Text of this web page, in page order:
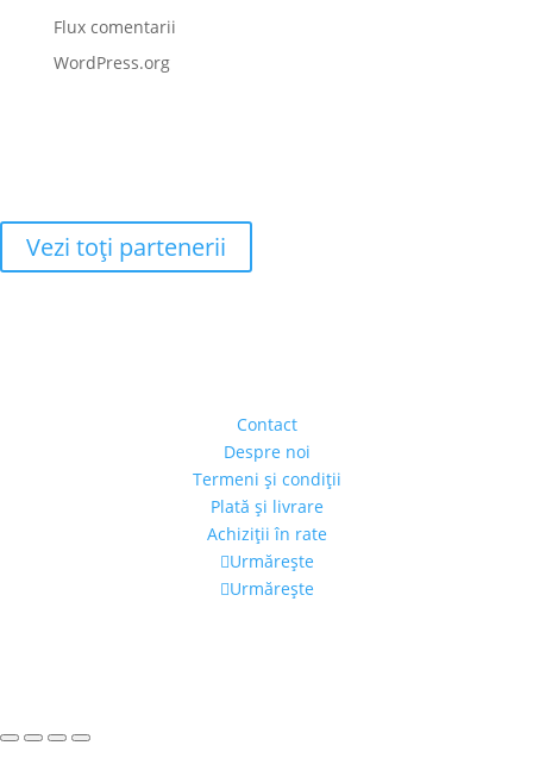
Flux comentarii
WordPress.org
Vezi toţi partenerii
Contact
Despre noi
Termeni şi condiţii
Plată şi livrare
Achiziţii în rate
Urmărește
Urmărește